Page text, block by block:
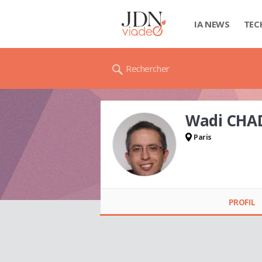
IA NEWS
Rechercher
Wadi
Paris
PROFIL